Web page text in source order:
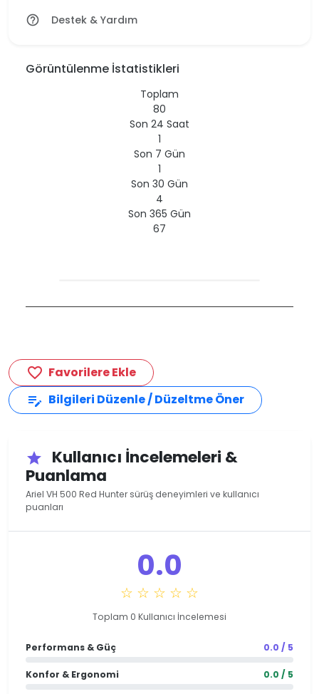
help_outline Destek & Yardım
Görüntülenme İstatistikleri
Toplam
80
Son 24 Saat
1
Son 7 Gün
1
Son 30 Gün
4
Son 365 Gün
67
favorite_border Favorilere Ekle
edit_note Bilgileri Düzenle / Düzeltme Öner
star
Kullanıcı İncelemeleri &
Puanlama
Ariel VH 500 Red Hunter sürüş deneyimleri ve kullanıcı
puanları
0.0
☆ ☆ ☆ ☆ ☆
Toplam 0 Kullanıcı İncelemesi
Performans & Güç 0.0 / 5
Konfor & Ergonomi 0.0 / 5